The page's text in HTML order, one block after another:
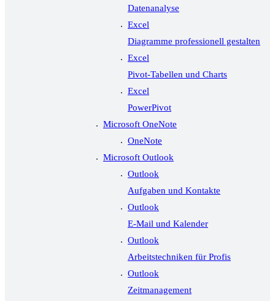
Datenanalyse
Excel
Diagramme professionell gestalten
Excel
Pivot-Tabellen und Charts
Excel
PowerPivot
Microsoft OneNote
OneNote
Microsoft Outlook
Outlook
Aufgaben und Kontakte
Outlook
E-Mail und Kalender
Outlook
Arbeitstechniken für Profis
Outlook
Zeitmanagement